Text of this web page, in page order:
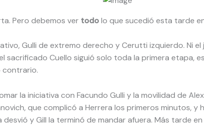
Pero debemos ver todolo que sucedió esta tarde
Gulli de extremo derecho y Cerutti izquierdo. Ni
sacrificado Cuello siguió solo toda la primera etapa,
contrario.
la iniciativa con Facundo Gulli y la movilidad de
que complicó a Herrera los primeros minutos,
y Gill la terminó de mandar afuera. Más tarde